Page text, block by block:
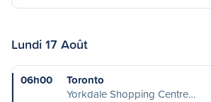
Lundi 17 Août
06h00
Toronto
Yorkdale Shopping Centre…